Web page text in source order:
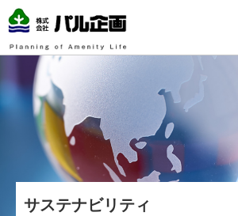
サステナビリティ